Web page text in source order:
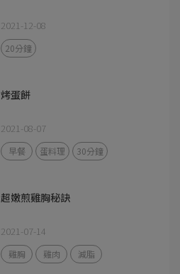
2021-12-08
20分鐘
烤蛋餅
2021-08-07
早餐 蛋料理 30分鐘
超嫩煎雞胸秘訣
2021-07-14
雞胸 雞肉 減脂